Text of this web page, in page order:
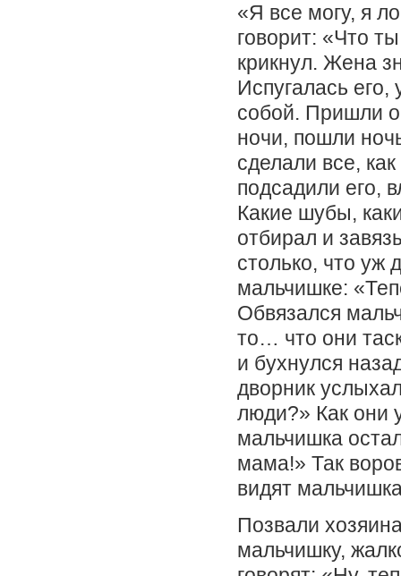
«Я все могу, я
говорит: «Что
крикнул. Жена
Испугалась
собой. Пришли
ночи, пошли
сделали все,
подсадили его,
Какие шубы,
отбирал и
столько, что уж
мальчишке:
Обвязался
то… что они
и бухнулся
дворник
люди?» Как они
мальчишка
мама!» Так
видят
Позвали
мальчишку,